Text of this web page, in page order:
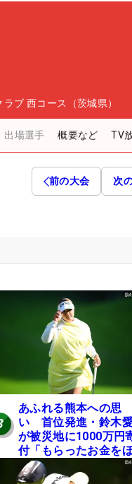
ブ 西コース（茨城県）
出場選手 概要など TV
前の大会 次
あふれる熊本への思
い 首位発進・鈴木
が被災地に1000万円
付「もらったお金を
かの人に」